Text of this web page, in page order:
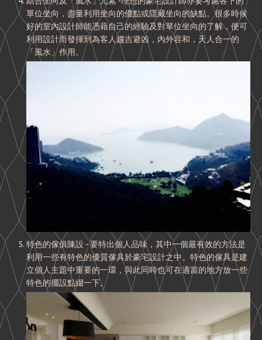
單位坐向，盡量利用坐向的優點或隱藏坐向的缺點。很多時候
好的室內設計師能憑藉自己的經驗及對單位坐向的了解，便可
利用設計而發揮到為客人趨吉避凶，內外容和，天人合一的
「風水」作用。
特色的傢俱陳設 - 要特出個人品味，其中一個最有效的方法是
利用一些有特色的優質傢具於豪宅設計之中。特色的傢具是建
立個人主題中重要的一環，與此同時也可在適當的地方放一些
特色的擺設點綴一下。